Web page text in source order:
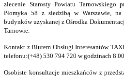
zlecenie Starosty Powiatu
Płomyka 58 z siedzibą w Warszawie,
budynków uzyskanej z Ośrodka
Tarnowie.
Kontakt z Biurem Obsługi Interesantów
telefonu:(+48) 530 794 720 w godzinach
Osobiste konsultacje mieszkańców z